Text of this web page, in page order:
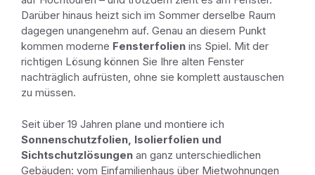
Darüber hinaus heizt sich im Sommer derselbe Raum
dagegen unangenehm auf. Genau an diesem Punkt
kommen moderne Fensterfolien ins Spiel. Mit der
richtigen Lösung können Sie Ihre alten Fenster
nachträglich aufrüsten, ohne sie komplett austauschen
zu müssen.
Seit über 19 Jahren plane und montiere ich
Sonnenschutzfolien, Isolierfolien und
Sichtschutzlösungen an ganz unterschiedlichen
Gebäuden: vom Einfamilienhaus über Mietwohnungen